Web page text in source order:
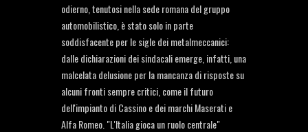
odierno, tenutosi nella sede romana del gruppo
automobilistico, è stato solo in parte
soddisfacente per le sigle dei metalmeccanici:
dalle dichiarazioni dei sindacali emerge, infatti, una
malcelata delusione per la mancanza di risposte su
alcuni fronti sempre critici, come il futuro
dell'impianto di Cassino e dei marchi Maserati e
Alfa Romeo. "L'Italia gioca un ruolo centrale"